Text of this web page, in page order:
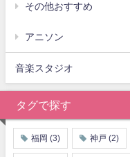
その他おすすめ
アニソン
音楽スタジオ
タグで探す
福岡 (3) 神戸 (2)